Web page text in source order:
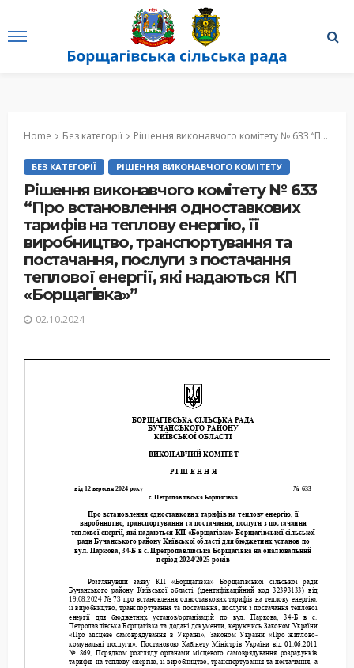
Home Без категорії Рішення виконавчого комітету № 633 “Про встановлення одноставкових тарифів на теплову енергію, її виробництво, транспортування та постачання, послуги з постачання теплової енергії, які надаються КП «Борщагівка»”
БЕЗ КАТЕГОРІЇ РІШЕННЯ ВИКОНАВЧОГО КОМІТЕТУ
Рішення виконавчого комітету № 633
“Про встановлення одноставкових
тарифів на теплову енергію, її
виробництво, транспортування та
постачання, послуги з постачання
теплової енергії, які надаються КП
«Борщагівка»”
02.10.2024